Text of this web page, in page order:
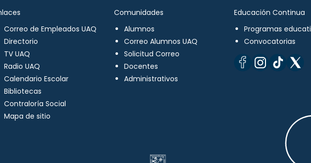
Correo de Empleados UAQ
Directorio
TV UAQ
Radio UAQ
Calendario Escolar
Bibliotecas
Contraloría Social
Mapa de sitio
Comunidades
Alumnos
Correo Alumnos UAQ
Solicitud Correo
Docentes
Administrativos
Educación Continua
Programas
Convocatorias